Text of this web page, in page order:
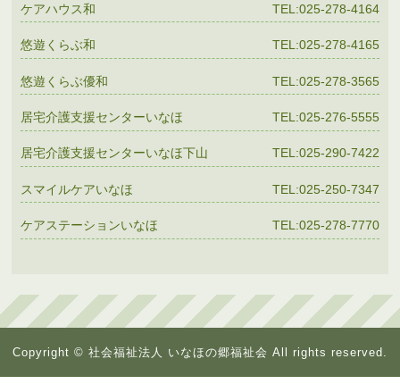
ケアハウス和 TEL:025-278-4164
悠遊くらぶ和 TEL:025-278-4165
悠遊くらぶ優和 TEL:025-278-3565
居宅介護支援センターいなほ TEL:025-276-5555
居宅介護支援センターいなほ下山 TEL:025-290-7422
スマイルケアいなほ TEL:025-250-7347
ケアステーションいなほ TEL:025-278-7770
Copyright © 社会福祉法人 いなほの郷福祉会 All rights reserved.